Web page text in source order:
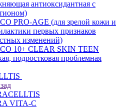
антиоксидантная с
PRO-AGE (для зрелой кожи и
первых признаков
изменений)
10+ CLEAR SKIN TEEN
подростковая проблемная
VITA-C